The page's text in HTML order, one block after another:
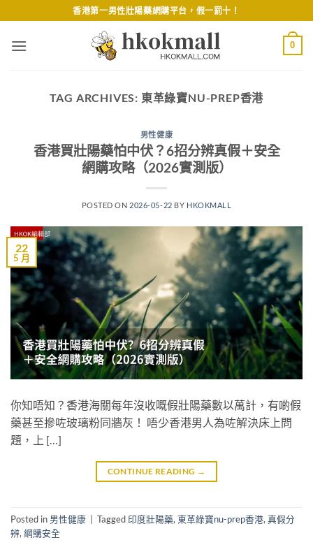
to
content
香港第一男性壯陽藥網購平台，假一罰十！
0
TAG ARCHIVES: 東革綠寶NU-PREP香港
男性健康
香港買壯陽藥怕中伏？6招分辨真假＋安全
網購攻略（2026實測版）
POSTED ON 2026-05-22 BY HKOKMALL
22
5 月
你知唔知？香港海關每年沒收嘅假壯陽藥數以萬計，有啲假
藥甚至摻咗玻璃粉同牆灰！ 唔少香港男人為咗解決床上問
題，上 […]
CONTINUE READING →
Posted in 男性健康 Tagged印度壯陽藥,東革綠寶nu-prep香港,真假分
辨,網購安全